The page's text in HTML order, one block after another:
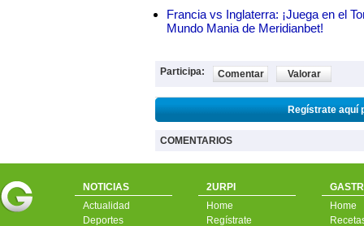
Francia vs Inglaterra: ¡Juega en el
Mundo Mania de Meridianbet!
Participa: Comentar Valorar
Regístrate aquí
COMENTARIOS
NOTICIAS
Actualidad
Deportes
2URPI
Home
Regístrate
Home